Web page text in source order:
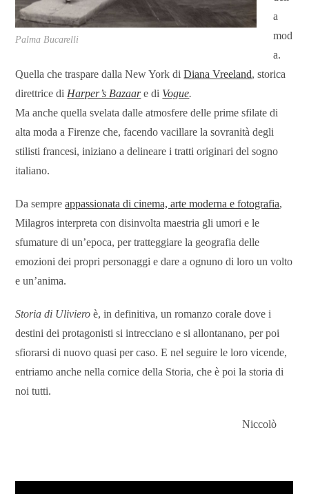
Palma Bucarelli
a
mod
a.
Quella che traspare dalla New York diDiana Vreeland, storica
direttrice di Harper’s Bazaare di Vogue.
Ma anche quella svelata dalle atmosfere delle prime sfilate di
alta moda a Firenze che, facendo vacillare la sovranità degli
stilisti francesi, iniziano a delineare i tratti originari del sogno
italiano.
Da sempreappassionata di cinema, arte moderna e fotografia,
Milagros interpreta con disinvolta maestria gli umori e le
sfumature di un’epoca, per tratteggiare la geografia delle
emozioni dei propri personaggi e dare a ognuno di loro un volto
e un’anima.
Storia di Uliviero è, in definitiva, un romanzo corale dove i
destini dei protagonisti si intrecciano e si allontanano, per poi
sfiorarsi di nuovo quasi per caso. E nel seguire le loro vicende,
entriamo anche nella cornice della Storia, che è poi la storia di
noi tutti.
Niccolò